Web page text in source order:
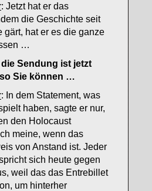
: Jetzt hat er das
die Geschichte seit
gärt, hat er es die ganze
…
die Sendung ist jetzt
Sie können …
: In dem Statement, was
haben, sagte er nur,
den Holocaust
meine, wenn das
von Anstand ist. Jeder
sich heute gegen
weil das das Entrebillet
um hinterher